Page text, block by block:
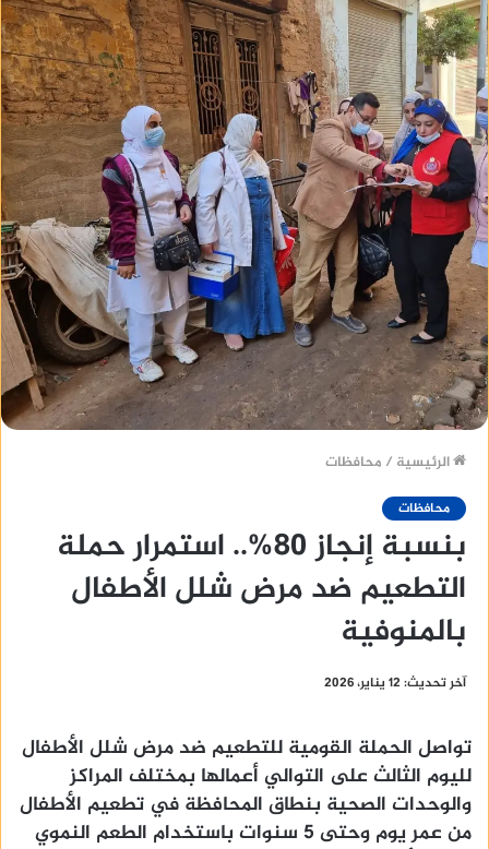
الرئيسية / محافظات
محافظات
بنسبة إنجاز 80%.. استمرار حملة
التطعيم ضد مرض شلل الأطفال
بالمنوفية
آخر تحديث: 12 يناير، 2026
تواصل الحملة القومية للتطعيم ضد مرض شلل الأطفال
لليوم الثالث على التوالي أعمالها بمختلف المراكز
والوحدات الصحية بنطاق المحافظة في تطعيم الأطفال
من عمر يوم وحتى 5 سنوات باستخدام الطعم النموي